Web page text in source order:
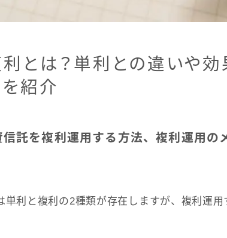
とは？単利との違いや効
紹介
託を複利運用する方法、複利運用の
単利と複利の2種類が存在しますが、複利運用